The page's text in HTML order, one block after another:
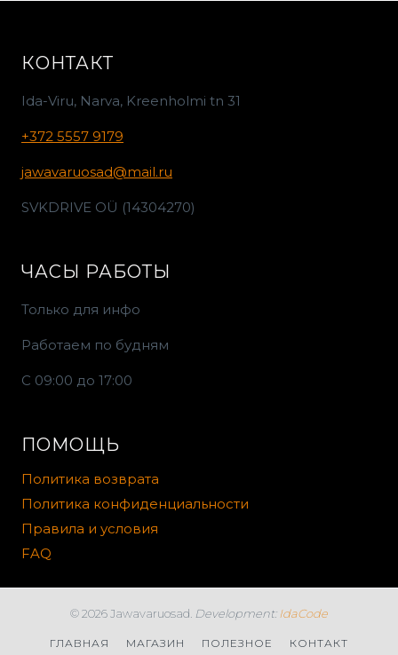
КОНТАКТ
Ida-Viru, Narva, Kreenholmi tn 31
+372 5557 9179
jawavaruosad@mail.ru
SVKDRIVE OÜ (14304270)
ЧАСЫ РАБОТЫ
Только для инфо
Работаем по будням
С 09:00 до 17:00
ПОМОЩЬ
Политика возврата
Политика конфиденциальности
Правила и условия
FAQ
© 2026 Jawavaruosad. Development: IdaCode
ГЛАВНАЯ МАГАЗИН ПОЛЕЗНОЕ КОНТАКТ